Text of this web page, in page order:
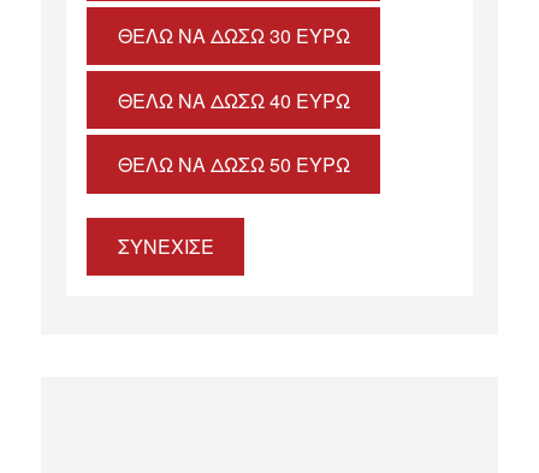
ΘΈΛΩ ΝΑ ΔΏΣΩ 30 ΕΥΡΏ
ΘΈΛΩ ΝΑ ΔΏΣΩ 40 ΕΥΡΏ
ΘΈΛΩ ΝΑ ΔΏΣΩ 50 ΕΥΡΏ
ΣΥΝΕΧΙΣΕ